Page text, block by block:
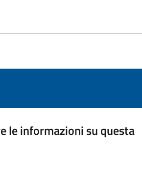
le informazioni su questa